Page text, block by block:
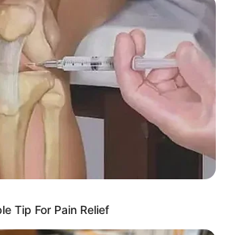
Tip For Pain Relief